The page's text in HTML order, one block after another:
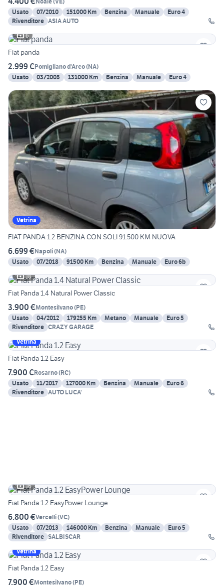
Usato
07/2010 151000 Km Benzina Manuale
Euro 4
Rivenditore ASIA AUTO
6
Fiat panda
2.999 €Pomigliano d'Arco(NA)
Usato
03/2005 131000 Km Benzina Manuale Euro 4
Vetrina
FIAT PANDA 1.2 BENZINA CON SOLI 91.500 KM NUOVA
6.699 €Napoli(NA)
Usato
07/2018 91500 Km Benzina Manuale
Euro 6b
18
Fiat Panda 1.4 Natural Power Classic
3.900 €Montesilvano(PE)
Usato
04/2012 179255 Km Metano Manuale
Euro 5
Rivenditore CRAZY GARAGE
Vetrina
Fiat Panda 1.2 Easy
7.900 €Rosarno(RC)
Usato
11/2017 127000 Km Benzina Manuale
Euro 6
Rivenditore AUTO LUCA'
16
Fiat Panda 1.2 EasyPower Lounge
6.800 €Vercelli(VC)
Usato
07/2013 146000 Km Benzina Manuale
Euro 5
Rivenditore SALBISCAR
Vetrina
Fiat Panda 1.2 Easy
7.900 €Montesilvano(PE)